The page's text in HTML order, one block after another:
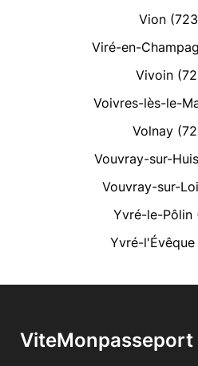
Vion
Viré-en-
Vivoin
Voivres-lès-le-
Volnay
Vouvray-sur-
Vouvray-sur-
Yvré-le-Pôlin
Yvré-
ViteMonpasseport